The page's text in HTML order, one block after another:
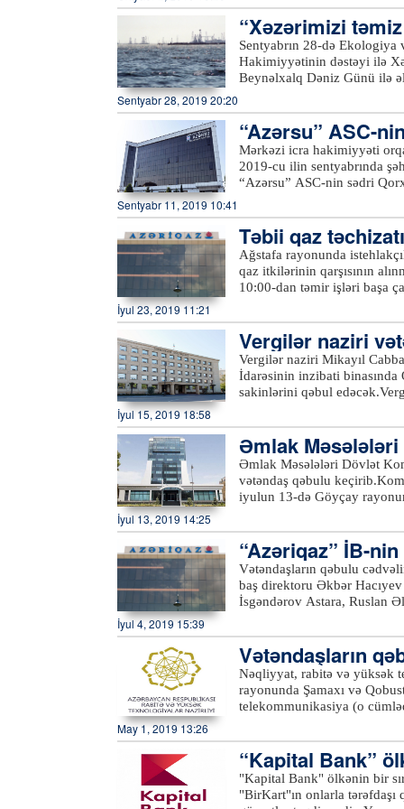
dinləyiblər. Qəbula gələn
xətlərinin yerinin
Hər bir vətəndaşın
həlli barədə müvafiq
“Xəzərimizi
Sentyabrın 28-də
Hakimiyyətinin dəstəyi ilə
Beynəlxalq Dəniz Günü ilə
tullantılarından
və Təbii Sərvətlər
nazirliyin digər yerli
Şəhər Mənzil-Kommunal
ümumilikdə, 100-dən çox
Sentyabr 28, 2019 20:20
“Azərsu” ASC-
Mərkəzi icra hakimiyyəti
2019-cu ilin sentyabrında
“Azərsu” ASC-nin sədri
sentyabrın 19-da “Azərsu”
Göygöl və Daşkəsən
müavini Etibar Məmmədov
sakinlərini qəbul
Naftalan sukanal
təchizatı və kanalizasiya
“office@azersu.az” elektron
Sentyabr 11, 2019 10:41
Təbii qaz
Ağstafa rayonunda
qaz itkilərinin qarşısının
10:00-dan təmir işləri başa
məqsədilə bir qrup
ki, bu barədə “Azəriqaz”
İyul 23, 2019 11:21
Vergilər naziri
Vergilər naziri Mikayıl
İdarəsinin inzibati binasında
sakinlərini qəbul
10 saylı Ərazi Vergilər
habelə İsmayıllı, Balakən
etməklə, eləcə də Vergilər
keçə bilərlər.xeber100.com
İyul 15, 2019 18:58
Əmlak
b
Əmlak Məsələləri Dövlət
vətəndaş qəbulu
iyulun 13-də Göyçay
struktur bölmə rəhbərlərinin
müraciətlər diqqətlə
müraciətlər nəzarətə
ilə bağlı komitə sədri
komitənin fəaliyyət
göndərilməsi üçün
uçotuna alınması,
müraciətlər də
bildirib ki, bu istiqamətdə
gücləndirilib.xeber100.com
İyul 13, 2019 14:25
“Azəriqaz” İB-
dinləyib
Vətəndaşların qəbulu
baş direktoru Əkbər
İsgəndərov Astara, Ruslan
vətəndaşların müraciətlərinə
məntəqələrinin
məsələlərlə bağlı
dinləyib və qaldırılan
rəhbərlərinə tapşırıqlar
yerindəcə həll olunub.
yaradılmasından
dövlətimizin başçısına
İyul 4, 2019 15:39
Vətəndaşların
Nəqliyyat, rabitə və yüksək
rayonunda Şamaxı və
telekommunikasiya (o
məsələlərlə bağlı
May 1, 2019 13:26
“Kapital Bank”
r təşkil edir
"Kapital Bank" ölkənin bir
"BirKart"ın onlarla